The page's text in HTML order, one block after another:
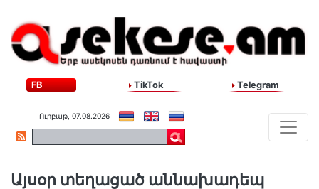
FB TikTok Telegram
Ուրբաթ, 07.08.2026
Այսօր տեղացած աննախադեպ